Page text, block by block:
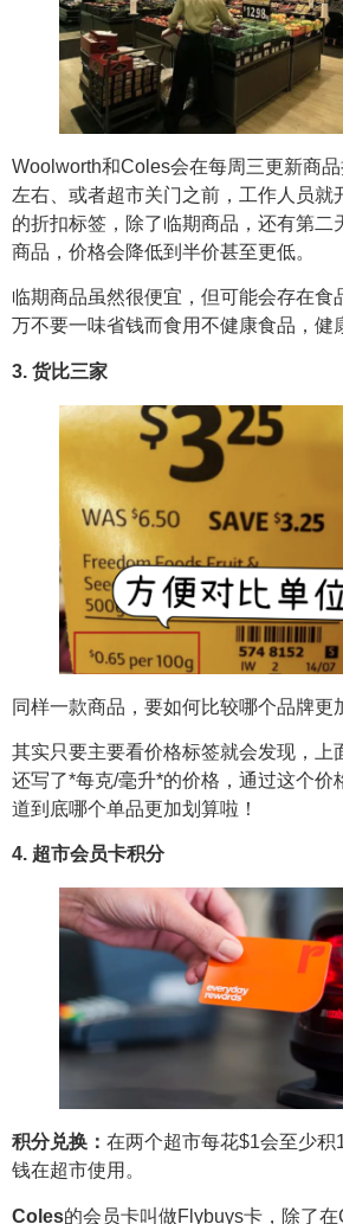
Woolworth和Coles会在每周三更新商
左右、或者超市关门之前，工作人员就
的折扣标签，除了临期商品，还有第二
商品，价格会降低到半价甚至更低。
临期商品虽然很便宜，但可能会存在食
万不要一味省钱而食用不健康食品，健
3. 货比三家
同样一款商品，要如何比较哪个品牌更
其实只要主要看价格标签就会发现，上
还写了*每克/毫升*的价格，通过这个价
道到底哪个单品更加划算啦！
4. 超市会员卡积分
积分兑换： 在两个超市每花$1会至少
钱在超市使用。
Coles的会员卡叫做Flybuys卡，除了